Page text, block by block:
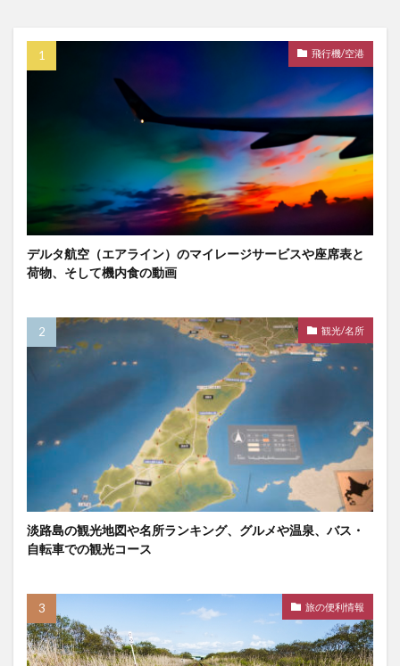
飛行機/空港
デルタ航空（エアライン）のマイレージサービスや座席表と
荷物、そして機内食の動画
観光/名所
淡路島の観光地図や名所ランキング、グルメや温泉、バス・
自転車での観光コース
旅の便利情報